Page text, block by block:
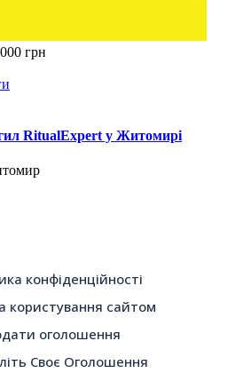
грн
RitualExpert у Житомирі
конфіденційності
користування сайтом
оголошення
Своє Оголошення